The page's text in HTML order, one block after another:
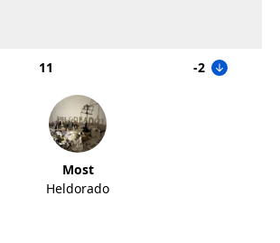
11 -2
Most
Heldorado